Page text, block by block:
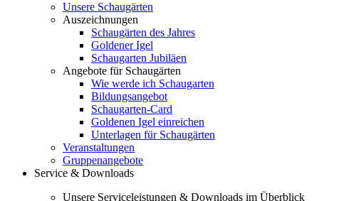
Unsere Schaugärten
Auszeichnungen
Schaugärten des Jahres
Goldener Igel
Schaugarten Jubiläen
Angebote für Schaugärten
Wie werde ich Schaugarten
Bildungsangebot
Schaugarten-Card
Goldenen Igel einreichen
Unterlagen für Schaugärten
Veranstaltungen
Gruppenangebote
Service & Downloads
Unsere Serviceleistungen & Downloads im Überblick